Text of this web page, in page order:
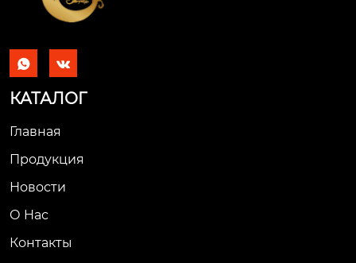
 
КАТАЛОГ
Главная
Продукция
Новости
О Hас
Контакты